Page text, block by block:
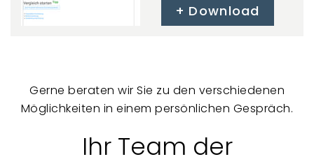
Download
Gerne beraten wir Sie zu den verschiedenen
Möglichkeiten in einem persönlichen Gespräch.
Ihr Team der